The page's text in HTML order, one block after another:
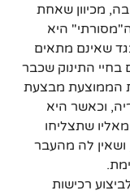
מכיוון שאחת
היא
שאינם מתאים
בחיי התינוק שכבר
הממוצעת מבצעת
וכאשר היא
שתצליחו
לה מהעבר
רכישות